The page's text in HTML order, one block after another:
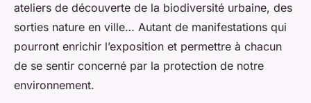
ateliers de découverte de la biodiversité urbaine, des
sorties nature en ville… Autant de manifestations qui
pourront enrichir l’exposition et permettre à chacun
de se sentir concerné par la protection de notre
environnement.